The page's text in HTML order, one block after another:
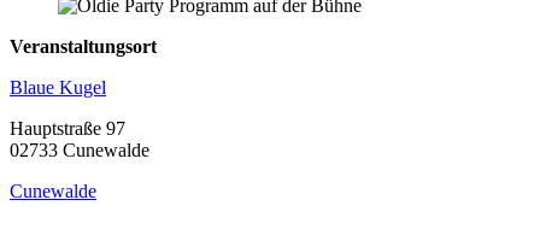
Veranstaltungsort
Blaue Kugel
Hauptstraße 97
02733 Cunewalde
Cunewalde